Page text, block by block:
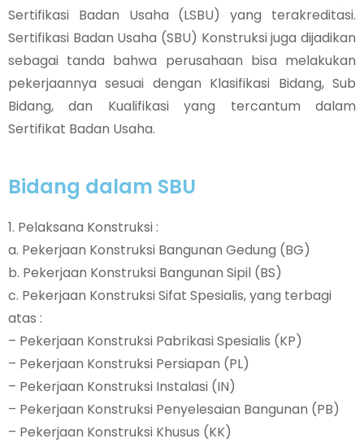
Sertifikasi Badan Usaha (LSBU) yang terakreditasi.
Sertifikasi Badan Usaha (SBU) Konstruksi juga dijadikan
sebagai tanda bahwa perusahaan bisa melakukan
pekerjaannya sesuai dengan Klasifikasi Bidang, Sub
Bidang, dan Kualifikasi yang tercantum dalam
Sertifikat Badan Usaha.
Bidang dalam SBU
1. Pelaksana Konstruksi :
a. Pekerjaan Konstruksi Bangunan Gedung (BG)
b. Pekerjaan Konstruksi Bangunan Sipil (BS)
c. Pekerjaan Konstruksi Sifat Spesialis, yang terbagi
atas :
– Pekerjaan Konstruksi Pabrikasi Spesialis (KP)
– Pekerjaan Konstruksi Persiapan (PL)
– Pekerjaan Konstruksi Instalasi (IN)
– Pekerjaan Konstruksi Penyelesaian Bangunan (PB)
– Pekerjaan Konstruksi Khusus (KK)